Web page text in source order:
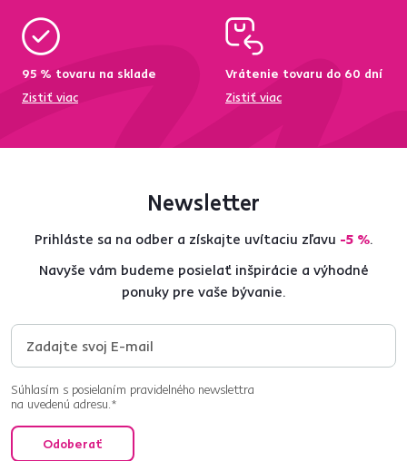
95 % tovaru na sklade
Zistiť viac
Vrátenie tovaru do 60 dní
Zistiť viac
Newsletter
Prihláste sa na odber a získajte uvítaciu zľavu -5 %.
Navyše vám budeme posielať inšpirácie a výhodné
ponuky pre vaše bývanie.
Súhlasím s posielaním pravidelného newslettra
na uvedenú adresu.*
Odoberať